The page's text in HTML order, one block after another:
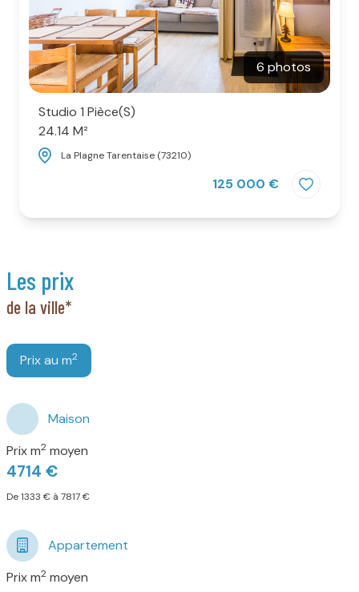
6 photos
Studio 1 Pièce(s)
24.14 M²
La Plagne Tarentaise (73210)
125 000 €
les prix
de la ville*
Prix au m2
Maison
Prix m2 moyen
4714 €
De 1333 € à 7817 €
Appartement
Prix m2 moyen